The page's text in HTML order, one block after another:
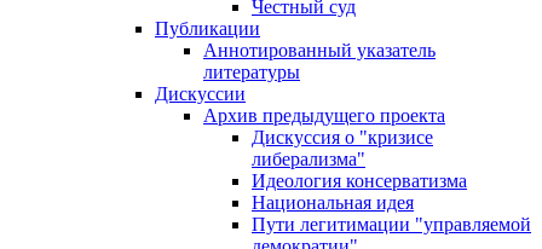
Честный суд
Публикации
Аннотированный указатель
литературы
Дискуссии
Архив предыдущего проекта
Дискуссия о "кризисе
либерализма"
Идеология консерватизма
Национальная идея
Пути легитимации "управляемой